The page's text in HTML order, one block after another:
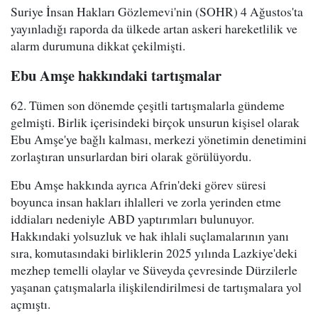
Suriye İnsan Hakları Gözlemevi'nin (SOHR) 4 Ağustos'ta
yayınladığı raporda da ülkede artan askeri hareketlilik ve
alarm durumuna dikkat çekilmişti.
Ebu Amşe hakkındaki tartışmalar
62. Tümen son dönemde çeşitli tartışmalarla gündeme
gelmişti. Birlik içerisindeki birçok unsurun kişisel olarak
Ebu Amşe'ye bağlı kalması, merkezi yönetimin denetimini
zorlaştıran unsurlardan biri olarak görülüyordu.
Ebu Amşe hakkında ayrıca Afrin'deki görev süresi
boyunca insan hakları ihlalleri ve zorla yerinden etme
iddiaları nedeniyle ABD yaptırımları bulunuyor.
Hakkındaki yolsuzluk ve hak ihlali suçlamalarının yanı
sıra, komutasındaki birliklerin 2025 yılında Lazkiye'deki
mezhep temelli olaylar ve Süveyda çevresinde Dürzilerle
yaşanan çatışmalarla ilişkilendirilmesi de tartışmalara yol
açmıştı.